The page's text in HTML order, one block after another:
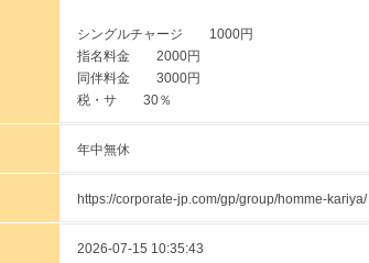
シングルチャージ 1000円
指名料金 2000円
同伴料金 3000円
税・サ 30％
年中無休
https://corporate-jp.com/gp/group/homme-kariya/
2026-07-15 10:35:43